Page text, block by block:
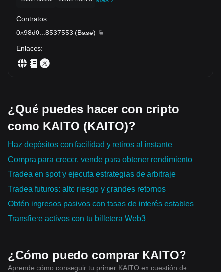
Contratos:
0x98d0
8537553 (Base)
Enlaces:
¿Qué puedes hacer con cripto
como KAITO (KAITO)?
Haz depósitos con facilidad y retiros al instante
Compra para crecer, vende para obtener rendimiento
Tradea en spot y ejecuta estrategias de arbitraje
Tradea futuros: alto riesgo y grandes retornos
Obtén ingresos pasivos con tasas de interés estables
Transfiere activos con tu billetera Web3
¿Cómo puedo comprar KAITO?
Aprende cómo conseguir tu primer KAITO en cuestión de